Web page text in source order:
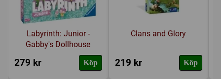
Labyrinth: Junior -
Gabby's Dollhouse
279 kr Köp
Clans and Glory
219 kr Köp